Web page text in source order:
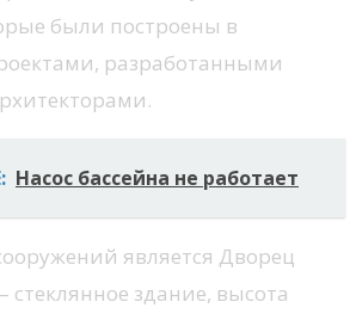
были построены в
разработанными
Насос бассейна не работает
является Дворец
стеклянное здание, высота